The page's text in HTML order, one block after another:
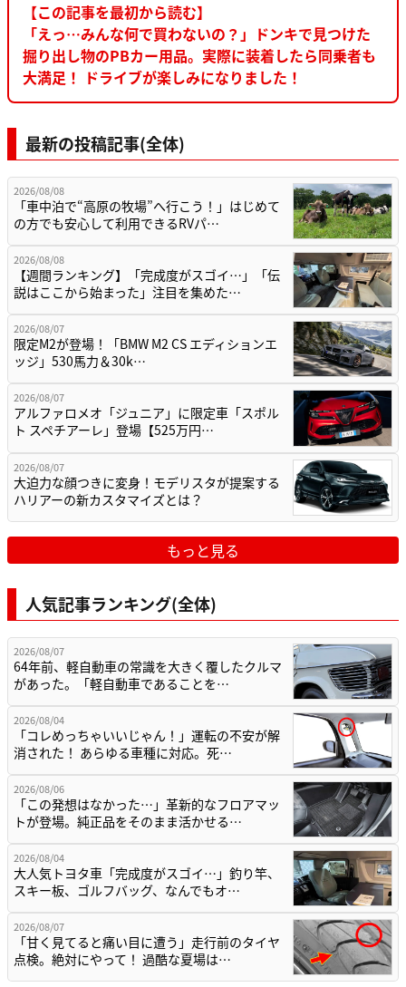
【この記事を最初から読む】
「えっ…みんな何で買わないの？」ドンキで見つけた
掘り出し物のPBカー用品。実際に装着したら同乗者も
大満足！ ドライブが楽しみになりました！
最新の投稿記事(全体)
2026/08/08
「車中泊で“高原の牧場”へ行こう！」はじめて
の方でも安心して利用できるRVパ…
2026/08/08
【週間ランキング】「完成度がスゴイ…」「伝
説はここから始まった」注目を集めた…
2026/08/07
限定M2が登場！「BMW M2 CS エディションエ
ッジ」530馬力＆30k…
2026/08/07
アルファロメオ「ジュニア」に限定車「スポル
ト スペチアーレ」登場【525万円…
2026/08/07
大迫力な顔つきに変身！モデリスタが提案する
ハリアーの新カスタマイズとは？
もっと見る
人気記事ランキング(全体)
2026/08/07
64年前、軽自動車の常識を大きく覆したクルマ
があった。「軽自動車であることを…
2026/08/04
「コレめっちゃいいじゃん！」運転の不安が解
消された！ あらゆる車種に対応。死…
2026/08/06
「この発想はなかった…」革新的なフロアマッ
トが登場。純正品をそのまま活かせる…
2026/08/04
大人気トヨタ車「完成度がスゴイ…」釣り竿、
スキー板、ゴルフバッグ、なんでもオ…
2026/08/07
「甘く見てると痛い目に遭う」走行前のタイヤ
点検。絶対にやって！ 過酷な夏場は…